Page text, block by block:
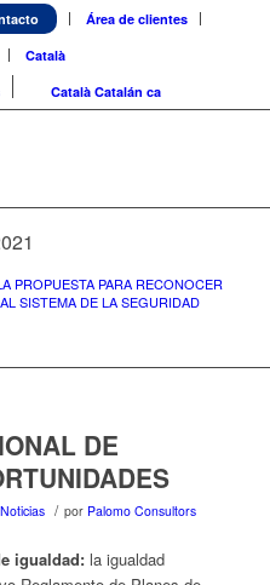
Área de clientes
Català
Català Catalán ca
PROPUESTA PARA RECONOCER
SISTEMA DE LA SEGURIDAD
DE
Noticias / por Palomo Consultors
igualdad:la igualdad